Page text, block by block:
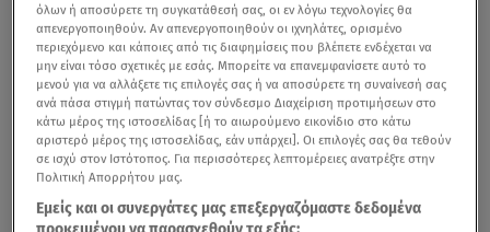
όλων ή αποσύρετε τη συγκατάθεσή σας, οι εν λόγω τεχνολογίες θα
απενεργοποιηθούν. Αν απενεργοποιηθούν οι ιχνηλάτες, ορισμένο
περιεχόμενο και κάποιες από τις διαφημίσεις που βλέπετε ενδέχεται να
μην είναι τόσο σχετικές με εσάς. Μπορείτε να επανεμφανίσετε αυτό το
μενού για να αλλάξετε τις επιλογές σας ή να αποσύρετε τη συναίνεσή σας
ανά πάσα στιγμή πατώντας τον σύνδεσμο Διαχείριση προτιμήσεων στο
κάτω μέρος της ιστοσελίδας [ή το αιωρούμενο εικονίδιο στο κάτω
αριστερό μέρος της ιστοσελίδας, εάν υπάρχει]. Οι επιλογές σας θα τεθούν
σε ισχύ στον Ιστότοπος. Για περισσότερες λεπτομέρειες ανατρέξτε στην
Πολιτική Απορρήτου μας.
Εμείς και οι συνεργάτες μας επεξεργαζόμαστε δεδομένα